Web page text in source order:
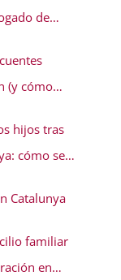
de
(y cómo
hijos tras
cómo se
Catalunya
familiar
en